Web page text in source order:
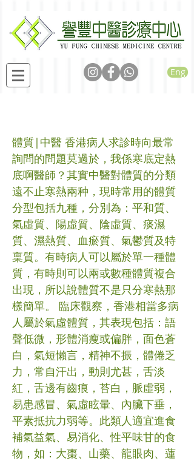
Eng
體質|中醫 香港病人求診時向最常
詢問的問題莫過於，我係寒底定熱
底啊醫師？其實中醫對體質的分類
遠不止寒熱兩种，現時常用的體質
分型包括九種，分別為：平和質、
氣虛質、陽虛質、陰虛質、痰濕
質、濕熱質、血瘀質、氣鬱質及特
稟質。有時病人可以屬於單一種體
質，有時則可以兩或數種體質複合
出現，所以說體質不是只分寒熱那
樣簡單。 臨床觀察，香港相當多病
人屬於氣虛體質，其表現包括：語
聲低微，形體消瘦或偏胖，面色蒼
白，氣短懶言，精神不振，體倦乏
力，常自汗出，動則尤甚，舌淡
紅，舌邊有齒痕，苔白，脈虛弱，
易患感冒、氣虛眩暈、內臟下垂，
平素抵抗力弱等。此類人適宜進食
補氣益氣、易消化、性平味甘的食
物，如：大棗、山藥、龍眼肉、蓮